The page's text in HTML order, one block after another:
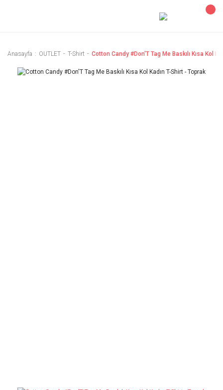
Anasayfa OUTLET T-Shirt Cotton Candy #Don'T Tag Me Baskılı Kısa Kol